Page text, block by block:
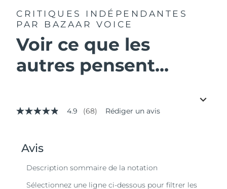
CRITIQUES INDÉPENDANTES
PAR BAZAAR VOICE
Voir ce que les
autres pensent...
4.9
valeur
de
note
4.9 (68) Rédiger un avis